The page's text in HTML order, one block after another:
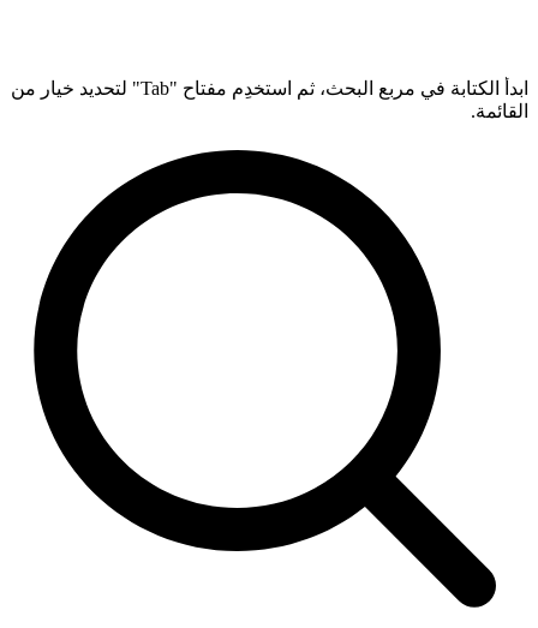
ابدأ الكتابة في مربع البحث، ثم استخدِم مفتاح "Tab" لتحديد خيار من
القائمة.